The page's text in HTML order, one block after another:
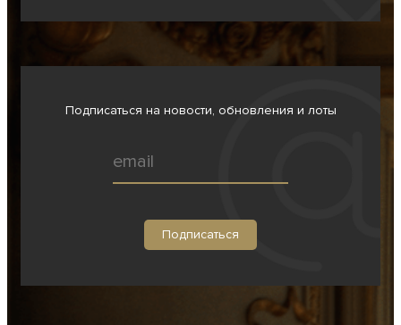
Подписаться на новости, обновления и лоты